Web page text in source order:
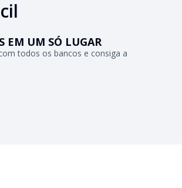
EM UM SÓ LUGAR
todos os bancos e consiga a